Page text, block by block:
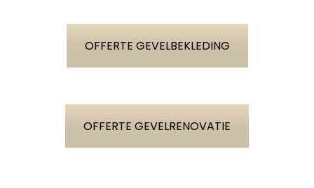
OFFERTE GEVELBEKLEDING
OFFERTE GEVELRENOVATIE